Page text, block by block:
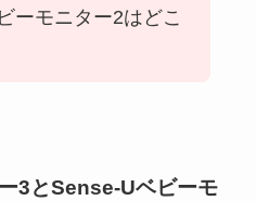
ーモニター2はどこ
3とSense-Uベビーモ